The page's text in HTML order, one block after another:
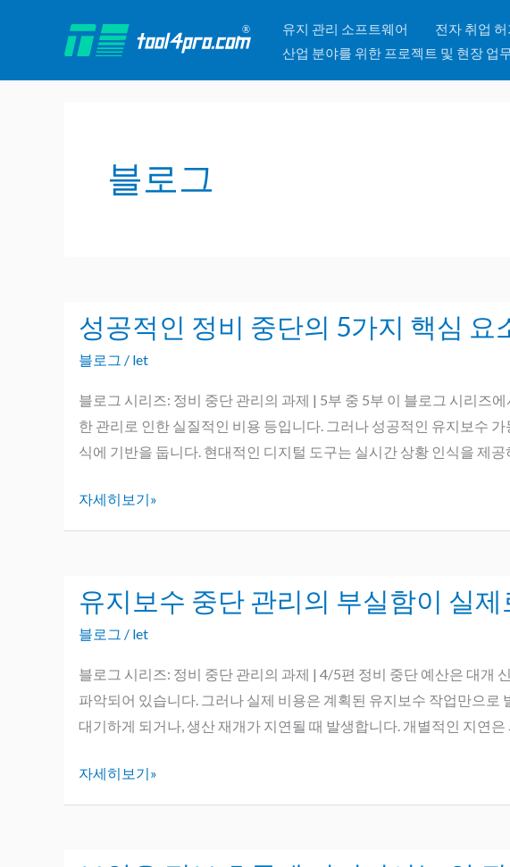
유지 관리 소프트웨어 전자 취업
산업 분야를 위한 프로젝트 및 현장 업
블로그
성공적인 정비 중단의 5가지 핵심 요
블로그 / let
블로그 시리즈: 정비 중단 관리의 과제 | 5부 중 5부 이 블로그 시리즈
한 관리로 인한 실질적인 비용 등입니다. 그러나 성공적인 유지보수
식에 기반을 둡니다. 현대적인 디지털 도구는 실시간 상황 인식을 제
성
공
적
인
정
비
단
의
지
핵
요
소
자세히보기»
유지보수 중단 관리의 부실함이 실
블로그 / let
블로그 시리즈: 정비 중단 관리의 과제 | 4/5편 정비 중단 예산은 대개
파악되어 있습니다. 그러나 실제 비용은 계획된 유지보수 작업만으
대기하게 되거나, 생산 재개가 지연될 때 발생합니다. 개별적인 지연
유
지
보
수
중
단
리
의
자세히보기»